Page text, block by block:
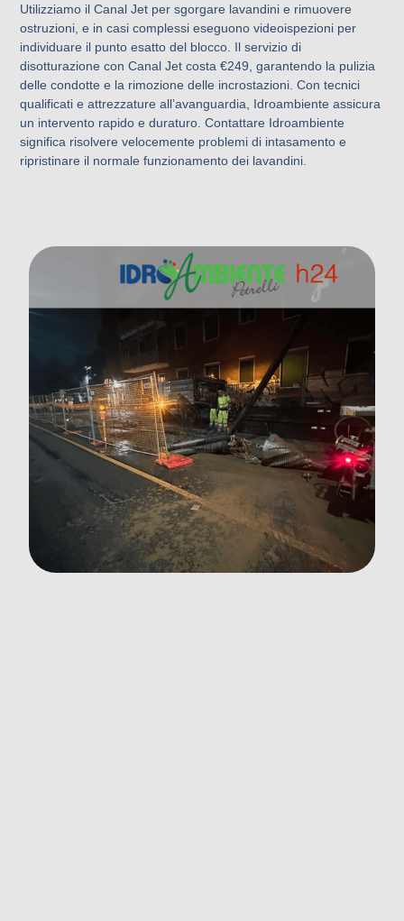
Utilizziamo il Canal Jet per sgorgare lavandini e rimuovere
ostruzioni, e in casi complessi eseguono videoispezioni per
individuare il punto esatto del blocco. Il servizio di
disotturazione con Canal Jet costa €249, garantendo la pulizia
delle condotte e la rimozione delle incrostazioni. Con tecnici
qualificati e attrezzature all’avanguardia, Idroambiente assicura
un intervento rapido e duraturo. Contattare Idroambiente
significa risolvere velocemente problemi di intasamento e
ripristinare il normale funzionamento dei lavandini.